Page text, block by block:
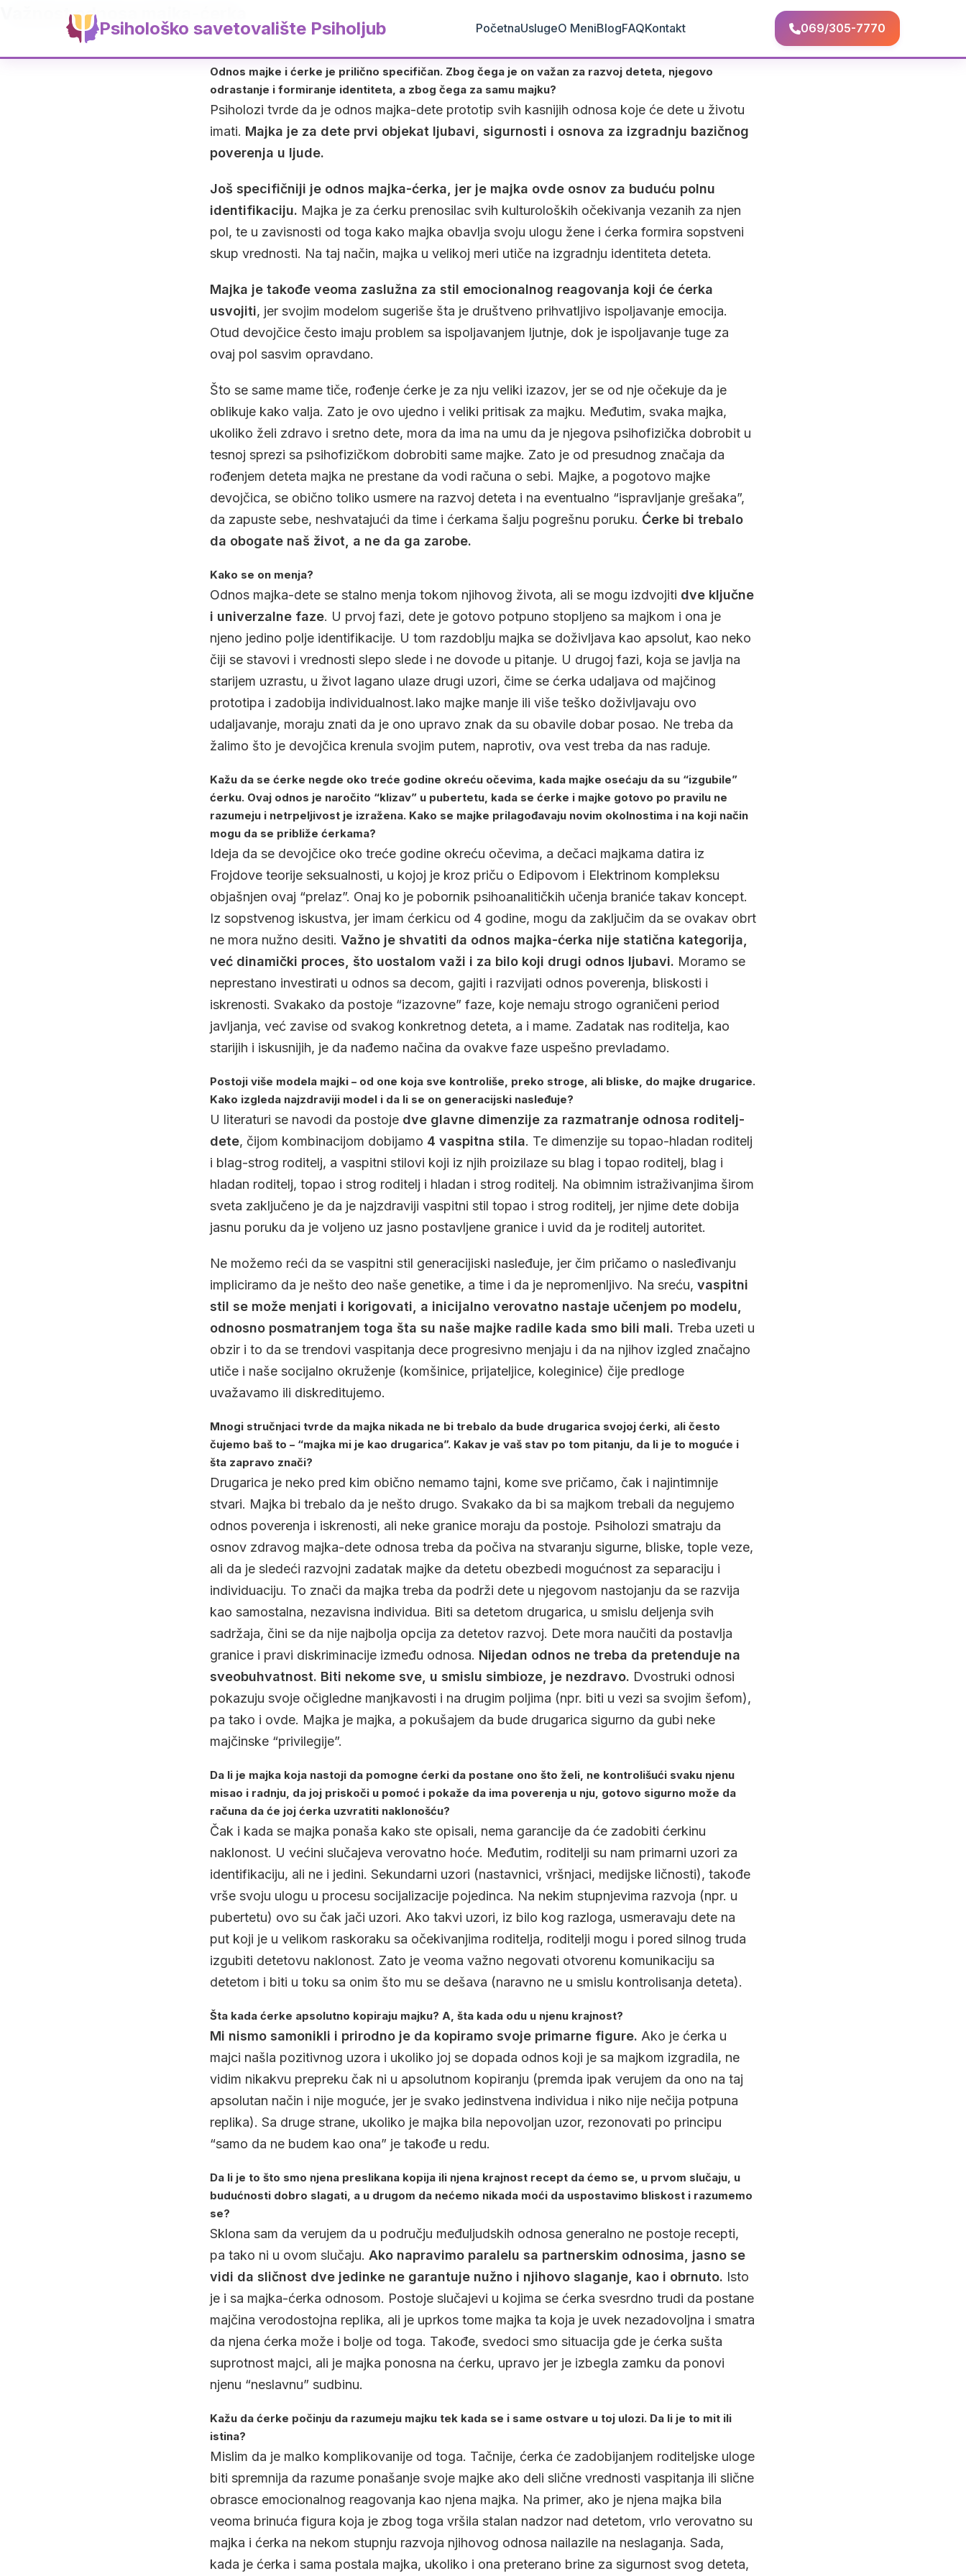
Psihološko savetovalište Psiholjub PočetnaUslugeO MeniBlogFAQKontakt 069/305-7770
Važnost odnosa majka-ćerka
Odnos majke i ćerke је prilično specifičan. Zbog čega je on važan za razvoj deteta, njegovo
odrastanje i formiranje identiteta, a zbog čega za samu majku?
Psiholozi tvrde da je odnos majka-dete prototip svih kasnijih odnosa koje će dete u životu
imati. Majka je za dete prvi objekat ljubavi, sigurnosti i osnova za izgradnju bazičnog
poverenja u ljude.
Još specifičniji je odnos majka-ćerka, jer je majka ovde osnov za buduću polnu
identifikaciju. Majka je za ćerku prenosilac svih kulturoloških očekivanja vezanih za njen
pol, te u zavisnosti od toga kako majka obavlja svoju ulogu žene i ćerka formira sopstveni
skup vrednosti. Na taj način, majka u velikoj meri utiče na izgradnju identiteta deteta.
Majka je takođe veoma zaslužna za stil emocionalnog reagovanja koji će ćerka
usvojiti, jer svojim modelom sugeriše šta je društveno prihvatljivo ispoljavanje emocija.
Otud devojčice često imaju problem sa ispoljavanjem ljutnje, dok je ispoljavanje tuge za
ovaj pol sasvim opravdano.
Što se same mame tiče, rođenje ćerke je za nju veliki izazov, jer se od nje očekuje da je
oblikuje kako valja. Zato je ovo ujedno i veliki pritisak za majku. Međutim, svaka majka,
ukoliko želi zdravo i sretno dete, mora da ima na umu da je njegova psihofizička dobrobit u
tesnoj sprezi sa psihofizičkom dobrobiti same majke. Zato je od presudnog značaja da
rođenjem deteta majka ne prestane da vodi računa o sebi. Majke, a pogotovo majke
devojčica, se obično toliko usmere na razvoj deteta i na eventualno “ispravljanje grešaka”,
da zapuste sebe, neshvatajući da time i ćerkama šalju pogrešnu poruku. Ćerke bi trebalo
da obogate naš život, a ne da ga zarobe.
Kako se on menja?
Odnos majka-dete se stalno menja tokom njihovog života, ali se mogu izdvojiti dve ključne
i univerzalne faze. U prvoj fazi, dete je gotovo potpuno stopljeno sa majkom i ona je
njeno jedino polje identifikacije. U tom razdoblju majka se doživljava kao apsolut, kao neko
čiji se stavovi i vrednosti slepo slede i ne dovode u pitanje. U drugoj fazi, koja se javlja na
starijem uzrastu, u život lagano ulaze drugi uzori, čime se ćerka udaljava od majčinog
prototipa i zadobija individualnost.Iako majke manje ili više teško doživljavaju ovo
udaljavanje, moraju znati da je ono upravo znak da su obavile dobar posao. Ne treba da
žalimo što je devojčica krenula svojim putem, naprotiv, ova vest treba da nas raduje.
Kažu da se ćerke negde oko treće godine okreću očevima, kada majke osećaju da su “izgubile”
ćerku. Ovaj odnos je naročito “klizav” u pubertetu, kada se ćerke i majke gotovo po pravilu ne
razumeju i netrpeljivost je izražena. Kako se majke prilagođavaju novim okolnostima i na koji način
mogu da se približe ćerkama?
Ideja da se devojčice oko treće godine okreću očevima, a dečaci majkama datira iz
Frojdove teorije seksualnosti, u kojoj je kroz priču o Edipovom i Elektrinom kompleksu
objašnjen ovaj “prelaz”. Onaj ko je pobornik psihoanalitičkih učenja braniće takav koncept.
Iz sopstvenog iskustva, jer imam ćerkicu od 4 godine, mogu da zaključim da se ovakav obrt
ne mora nužno desiti. Važno je shvatiti da odnos majka-ćerka nije statična kategorija,
već dinamički proces, što uostalom važi i za bilo koji drugi odnos ljubavi. Moramo se
neprestano investirati u odnos sa decom, gajiti i razvijati odnos poverenja, bliskosti i
iskrenosti. Svakako da postoje “izazovne” faze, koje nemaju strogo ograničeni period
javljanja, već zavise od svakog konkretnog deteta, a i mame. Zadatak nas roditelja, kao
starijih i iskusnijih, je da nađemo načina da ovakve faze uspešno prevladamo.
Postoji više modela majki – od one koja sve kontroliše, preko stroge, ali bliske, do majke drugarice.
Kako izgleda najzdraviji model i da li se on generacijski nasleđuje?
U literaturi se navodi da postoje dve glavne dimenzije za razmatranje odnosa roditelj-
dete, čijom kombinacijom dobijamo 4 vaspitna stila. Te dimenzije su topao-hladan roditelj
i blag-strog roditelj, a vaspitni stilovi koji iz njih proizilaze su blag i topao roditelj, blag i
hladan roditelj, topao i strog roditelj i hladan i strog roditelj. Na obimnim istraživanjima širom
sveta zaključeno je da je najzdraviji vaspitni stil topao i strog roditelj, jer njime dete dobija
jasnu poruku da je voljeno uz jasno postavljene granice i uvid da je roditelj autoritet.
Ne možemo reći da se vaspitni stil generacijiski nasleđuje, jer čim pričamo o nasleđivanju
impliciramo da je nešto deo naše genetike, a time i da je nepromenljivo. Na sreću, vaspitni
stil se može menjati i korigovati, a inicijalno verovatno nastaje učenjem po modelu,
odnosno posmatranjem toga šta su naše majke radile kada smo bili mali. Treba uzeti u
obzir i to da se trendovi vaspitanja dece progresivno menjaju i da na njihov izgled značajno
utiče i naše socijalno okruženje (komšinice, prijateljice, koleginice) čije predloge
uvažavamo ili diskreditujemo.
Mnogi stručnjaci tvrde da majka nikada ne bi trebalo da bude drugarica svojoj ćerki, ali često
čujemo baš to – “majka mi je kao drugarica”. Kakav je vaš stav po tom pitanju, da li je to moguće i
šta zapravo znači?
Drugarica je neko pred kim obično nemamo tajni, kome sve pričamo, čak i najintimnije
stvari. Majka bi trebalo da je nešto drugo. Svakako da bi sa majkom trebali da negujemo
odnos poverenja i iskrenosti, ali neke granice moraju da postoje. Psiholozi smatraju da
osnov zdravog majka-dete odnosa treba da počiva na stvaranju sigurne, bliske, tople veze,
ali da je sledeći razvojni zadatak majke da detetu obezbedi mogućnost za separaciju i
individuaciju. To znači da majka treba da podrži dete u njegovom nastojanju da se razvija
kao samostalna, nezavisna individua. Biti sa detetom drugarica, u smislu deljenja svih
sadržaja, čini se da nije najbolja opcija za detetov razvoj. Dete mora naučiti da postavlja
granice i pravi diskriminacije između odnosa. Nijedan odnos ne treba da pretenduje na
sveobuhvatnost. Biti nekome sve, u smislu simbioze, je nezdravo. Dvostruki odnosi
pokazuju svoje očigledne manjkavosti i na drugim poljima (npr. biti u vezi sa svojim šefom),
pa tako i ovde. Majka je majka, a pokušajem da bude drugarica sigurno da gubi neke
majčinske “privilegije”.
Da li je majka koja nastoji da pomogne ćerki da postane ono što želi, ne kontrolišući svaku njenu
misao i radnju, da joj priskoči u pomoć i pokaže da ima poverenja u nju, gotovo sigurno može da
računa da će joj ćerka uzvratiti naklonošću?
Čak i kada se majka ponaša kako ste opisali, nema garancije da će zadobiti ćerkinu
naklonost. U većini slučajeva verovatno hoće. Međutim, roditelji su nam primarni uzori za
identifikaciju, ali ne i jedini. Sekundarni uzori (nastavnici, vršnjaci, medijske ličnosti), takođe
vrše svoju ulogu u procesu socijalizacije pojedinca. Na nekim stupnjevima razvoja (npr. u
pubertetu) ovo su čak jači uzori. Ako takvi uzori, iz bilo kog razloga, usmeravaju dete na
put koji je u velikom raskoraku sa očekivanjima roditelja, roditelji mogu i pored silnog truda
izgubiti detetovu naklonost. Zato je veoma važno negovati otvorenu komunikaciju sa
detetom i biti u toku sa onim što mu se dešava (naravno ne u smislu kontrolisanja deteta).
Šta kada ćerke apsolutno kopiraju majku? A, šta kada odu u njenu krajnost?
Mi nismo samonikli i prirodno je da kopiramo svoje primarne figure. Ako je ćerka u
majci našla pozitivnog uzora i ukoliko joj se dopada odnos koji je sa majkom izgradila, ne
vidim nikakvu prepreku čak ni u apsolutnom kopiranju (premda ipak verujem da ono na taj
apsolutan način i nije moguće, jer je svako jedinstvena individua i niko nije nečija potpuna
replika). Sa druge strane, ukoliko je majka bila nepovoljan uzor, rezonovati po principu
“samo da ne budem kao ona” je takođe u redu.
Da li je to što smo njena preslikana kopija ili njena krajnost recept da ćemo se, u prvom slučaju, u
budućnosti dobro slagati, a u drugom da nećemo nikada moći da uspostavimo bliskost i razumemo
se?
Sklona sam da verujem da u području međuljudskih odnosa generalno ne postoje recepti,
pa tako ni u ovom slučaju. Ako napravimo paralelu sa partnerskim odnosima, jasno se
vidi da sličnost dve jedinke ne garantuje nužno i njihovo slaganje, kao i obrnuto. Isto
je i sa majka-ćerka odnosom. Postoje slučajevi u kojima se ćerka svesrdno trudi da postane
majčina verodostojna replika, ali je uprkos tome majka ta koja je uvek nezadovoljna i smatra
da njena ćerka može i bolje od toga. Takođe, svedoci smo situacija gde je ćerka sušta
suprotnost majci, ali je majka ponosna na ćerku, upravo jer je izbegla zamku da ponovi
njenu “neslavnu” sudbinu.
Kažu da ćerke počinju da razumeju majku tek kada se i same ostvare u toj ulozi. Da li je to mit ili
istina?
Mislim da je malko komplikovanije od toga. Tačnije, ćerka će zadobijanjem roditeljske uloge
biti spremnija da razume ponašanje svoje majke ako deli slične vrednosti vaspitanja ili slične
obrasce emocionalnog reagovanja kao njena majka. Na primer, ako je njena majka bila
veoma brinuća figura koja je zbog toga vršila stalan nadzor nad detetom, vrlo verovatno su
majka i ćerka na nekom stupnju razvoja njihovog odnosa nailazile na neslaganja. Sada,
kada je ćerka i sama postala majka, ukoliko i ona preterano brine za sigurnost svog deteta,